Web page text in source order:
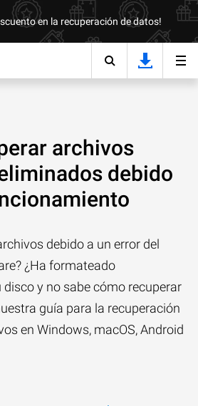
en la recuperación de datos!
archivos
debido
debido a un error del
¿Ha formateado
y no sabe cómo recuperar
guía para la recuperación
en Windows, macOS, Android